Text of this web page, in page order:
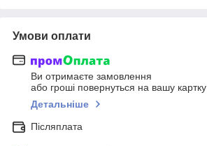
Умови оплати
Ви отримаєте замовлення
або гроші повернуться на вашу картку
Детальніше
Післяплата